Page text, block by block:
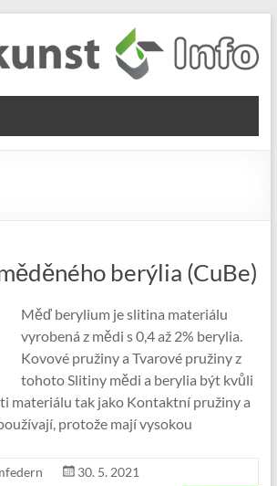
berýlia (CuBe)
Měď berylium je slitina materiálu
vyrobená z mědi s 0,4 až 2% berylia.
Kovové pružiny a Tvarové pružiny z
tohoto Slitiny mědi a berylia být kvůli
materiálu tak jako Kontaktní pružiny a
protože mají vysokou
30. 5. 2021